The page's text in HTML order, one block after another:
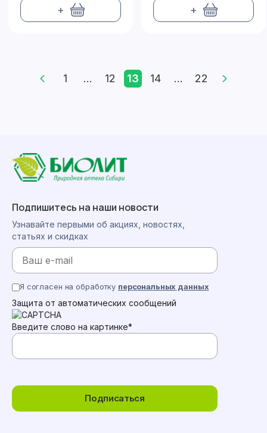
+ +
1 ... 12 13 14 ... 22
Подпишитесь на наши новости
Узнавайте первыми об акциях, новостях,
статьях и скидках
Подписаться
Я согласен на обработку персональных данных
Защита от автоматических сообщений
Введите слово на картинке*